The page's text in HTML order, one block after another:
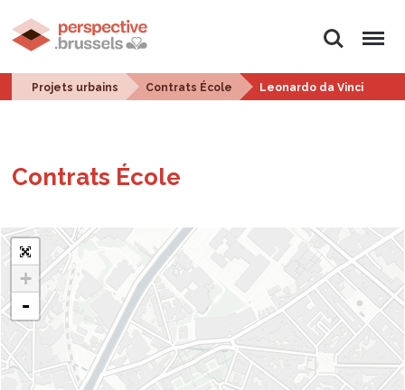
Rechercher
Menu
Projets urbains Contrats École Leonardo da Vinci
Contrats École
+
-